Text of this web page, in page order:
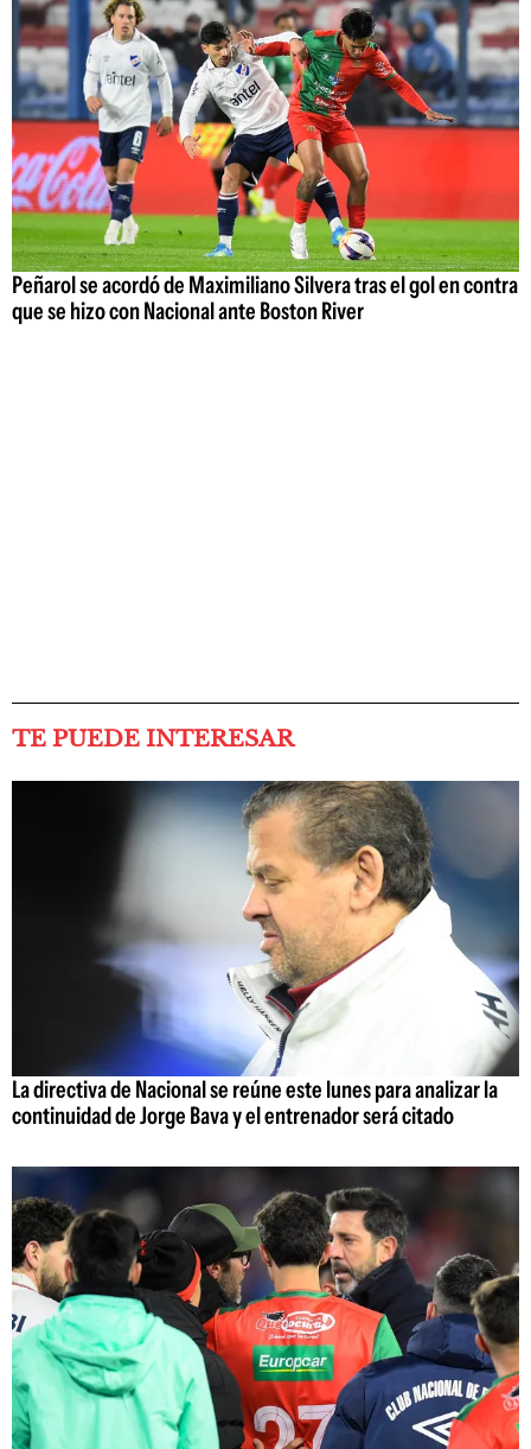
Peñarol se acordó de Maximiliano Silvera tras el gol en contra
que se hizo con Nacional ante Boston River
TE PUEDE INTERESAR
La directiva de Nacional se reúne este lunes para analizar la
continuidad de Jorge Bava y el entrenador será citado